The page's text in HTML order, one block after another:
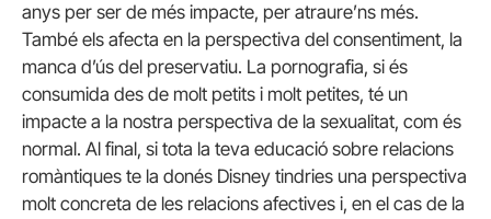
anys per ser de més impacte, per atraure’ns més.
També els afecta en la perspectiva del consentiment, la
manca d’ús del preservatiu. La pornografia, si és
consumida des de molt petits i molt petites, té un
impacte a la nostra perspectiva de la sexualitat, com és
normal. Al final, si tota la teva educació sobre relacions
romàntiques te la donés Disney tindries una perspectiva
molt concreta de les relacions afectives i, en el cas de la